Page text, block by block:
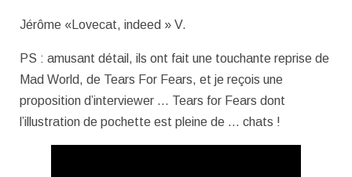
Jérôme «Lovecat, indeed » V.
PS : amusant détail, ils ont fait une touchante reprise de
Mad World, de Tears For Fears, et je reçois une
proposition d’interviewer … Tears for Fears dont
l’illustration de pochette est pleine de … chats !